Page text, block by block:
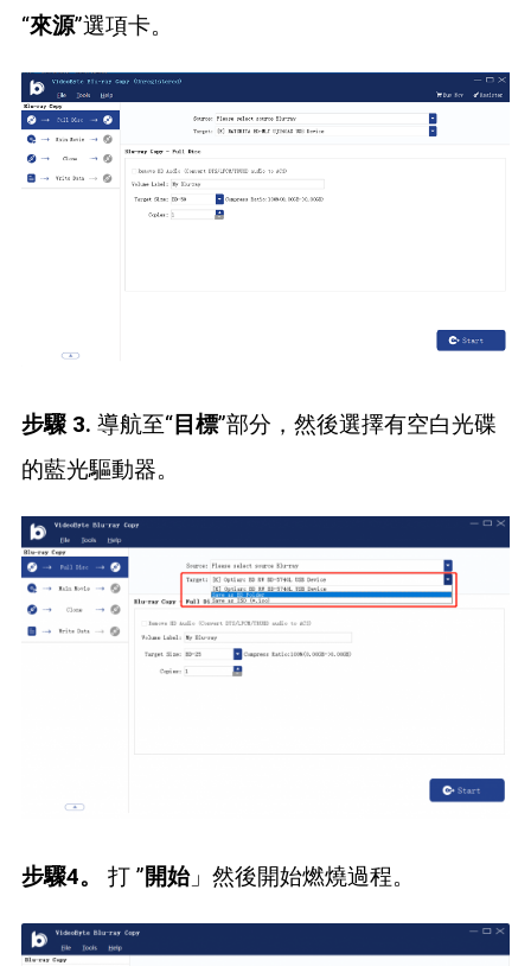
“來源”選項卡。
步驟 3. 導航至“目標”部分，然後選擇有空白光碟
的藍光驅動器。
步驟4。 打 ”開始」然後開始燃燒過程。